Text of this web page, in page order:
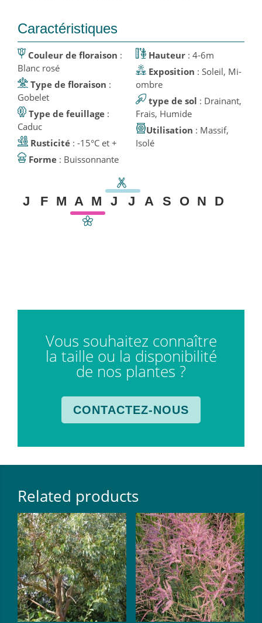
Caractéristiques
Couleur de floraison :
Blanc rosé
Type de floraison :
Gobelet
Type de feuillage :
Caduc
Rusticité : -15°C et +
Forme
: Buissonnante
Hauteur: 4-6m
Exposition : Soleil, Mi-
ombre
type de sol : Drainant,
Frais, Humide
Utilisation : Massif,
Isolé
J F M A M J J A S O N D
Vous souhaitez connaître
la taille ou la disponibilité
de nos plantes ?
CONTACTEZ-NOUS
Related products